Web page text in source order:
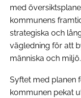
med
kommunens
strategiska och
vägledning för att
människa och miljö.
Syftet med planen
kommunen pekat